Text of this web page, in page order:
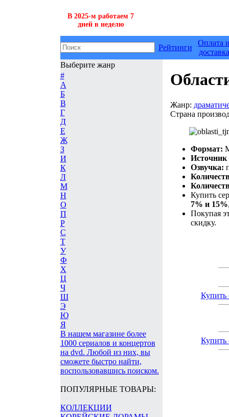
В 2025-м работаем 7
дней в неделю
Рейтинги
Оплата
доставка
Выберите жанр
#
А
Б
В
Г
Д
Е
Ж
З
И
К
Л
М
Н
О
П
Р
С
Т
У
Ф
Х
Ц
Ч
Ш
Э
Ю
Я
В нашем магазине более
1000 сериалов и концертов
на dvd. Любой из них, вы
сможете быстро найти,
воспользовавшись поиском.
ПОПУЛЯРНЫЕ ТОВАРЫ:
КОЛЛЕКЦИИ
Жанр:
Страна
Формат:
Источник
Озвучка:
Купить
7% и 15%
Покупая
скидку.
Купить
Купить